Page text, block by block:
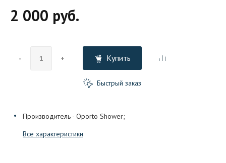
2 000 руб.
- + Купить
Быстрый заказ
Производитель - Oporto Shower;
Все характеристики